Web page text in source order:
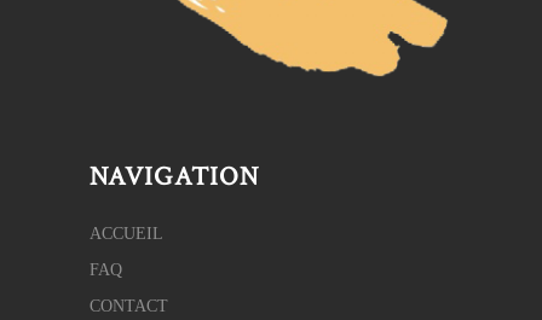
NAVIGATION
ACCUEIL
FAQ
CONTACT